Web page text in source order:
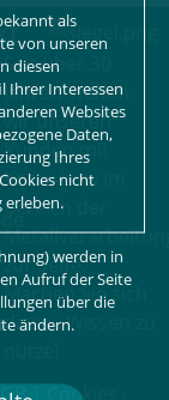
Seit über 30
Jahren stehen
wir unseren
Kunden mit
Know-how im
Bereich der
zur Seite.
Machen Sie sich
dieses Wissen zu
| Cookies
als
von unseren
diesen
Ihrer Interessen
Websites
Daten,
Ihres
nicht
erleben.
werden in
Aufruf der Seite
über die
ändern.